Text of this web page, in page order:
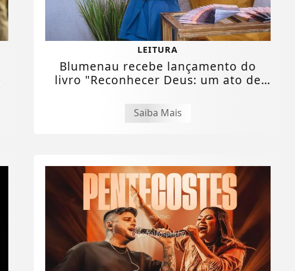
LEITURA
Blumenau recebe lançamento do
livro "Reconhecer Deus: um ato de
Saiba Mais